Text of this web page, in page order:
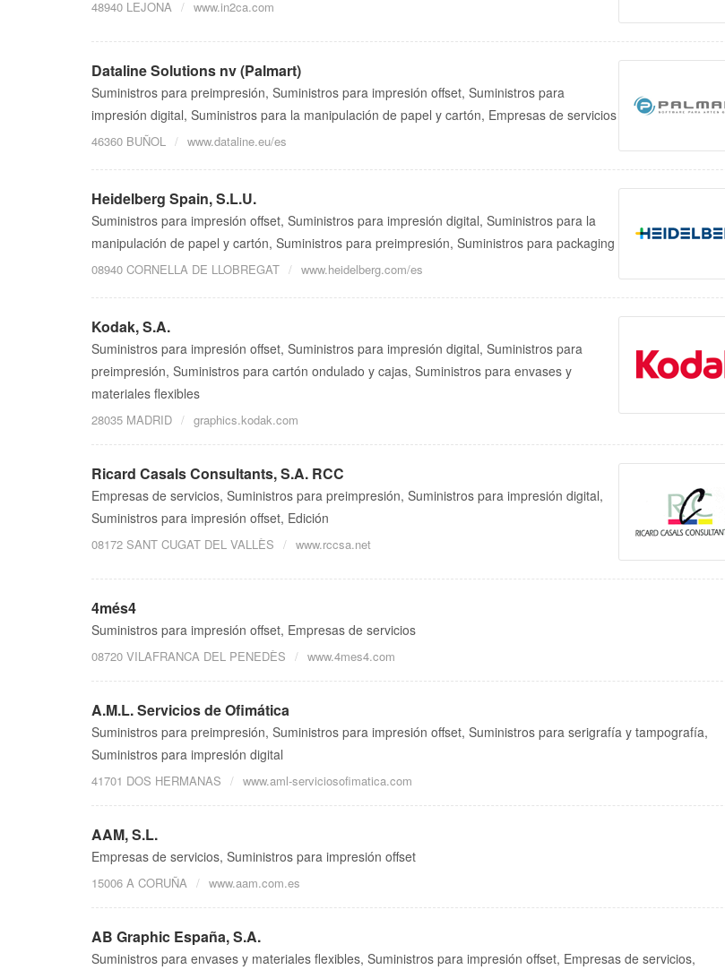
48940 LEJONA www.in2ca.com
Dataline Solutions nv (Palmart)
Suministros para preimpresión, Suministros para impresión offset, Suministros para
impresión digital, Suministros para la manipulación de papel y cartón, Empresas de servicios
46360 BUÑOL www.dataline.eu/es
Heidelberg Spain, S.L.U.
Suministros para impresión offset, Suministros para impresión digital, Suministros para la
manipulación de papel y cartón, Suministros para preimpresión, Suministros para packaging
08940 CORNELLA DE LLOBREGAT www.heidelberg.com/es
Kodak, S.A.
Suministros para impresión offset, Suministros para impresión digital, Suministros para
preimpresión, Suministros para cartón ondulado y cajas, Suministros para envases y
materiales flexibles
28035 MADRID graphics.kodak.com
Ricard Casals Consultants, S.A. RCC
Empresas de servicios, Suministros para preimpresión, Suministros para impresión digital,
Suministros para impresión offset, Edición
08172 SANT CUGAT DEL VALLÈS www.rccsa.net
4més4
Suministros para impresión offset, Empresas de servicios
08720 VILAFRANCA DEL PENEDÈS www.4mes4.com
A.M.L. Servicios de Ofimática
Suministros para preimpresión, Suministros para impresión offset, Suministros para serigrafía y tampografía,
Suministros para impresión digital
41701 DOS HERMANAS www.aml-serviciosofimatica.com
AAM, S.L.
Empresas de servicios, Suministros para impresión offset
15006 A CORUÑA www.aam.com.es
AB Graphic España, S.A.
Suministros para envases y materiales flexibles, Suministros para impresión offset, Empresas de servicios,